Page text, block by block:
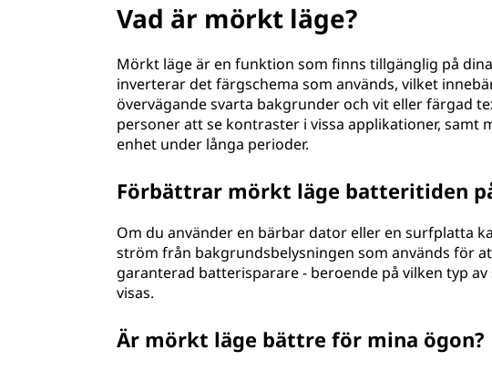
Vad är mörkt läge?
Mörkt läge är en funktion som finns tillgänglig på
inverterar det färgschema som används, vilket
övervägande svarta bakgrunder och vit eller färgad
personer att se kontraster i vissa applikationer,
enhet under långa perioder.
Förbättrar mörkt läge batteritiden
Om du använder en bärbar dator eller en surfplatta
ström från bakgrundsbelysningen som används för
garanterad batterisparare - beroende på vilken typ
visas.
Är mörkt läge bättre för mina ögon?